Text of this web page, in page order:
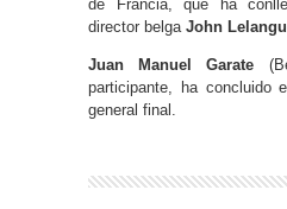
de Francia, que ha
director belga John
Juan Manuel Garate
participante, ha concluido
general final.